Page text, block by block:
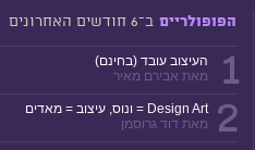
הפופולריים ב־6 חודשים האחרונים
1
העיצוב עובד (בחינם)
מאת אבירם מאיר
2
Design Art = ונוס, עיצוב = מאדים
מאת דוד גרוסמן